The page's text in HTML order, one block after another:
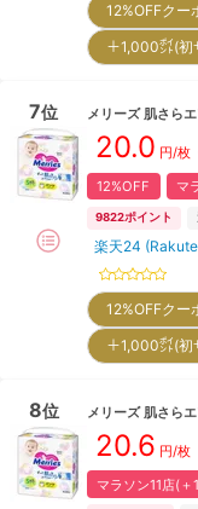
12%OFFクー
＋1,000㌽(
7位 メリーズ 肌さら
20.0 円/枚
12%OFF マ
9822ポイント
楽天24
12%OFFクー
＋1,000㌽(
8位 メリーズ 肌さら
20.6 円/枚
マラソン11店(＋